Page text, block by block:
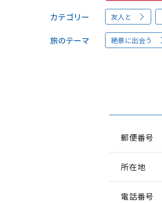
カテゴリー 友人と
旅のテーマ 絶景に出会う
郵便番号
所在地
電話番号